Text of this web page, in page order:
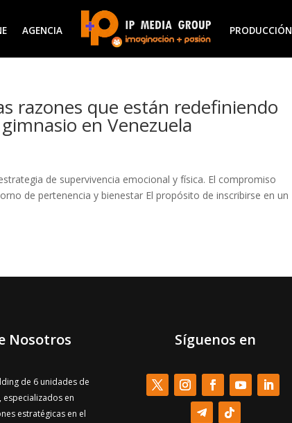
AGENCIA PRODUCCIÓN
razones que están redefiniendo
en Venezuela
de supervivencia emocional y física. El compromiso
de pertenencia y bienestar El propósito de inscribirse en un
Nosotros
de 6 unidades de
especializados en
estratégicas en el
Síguenos en